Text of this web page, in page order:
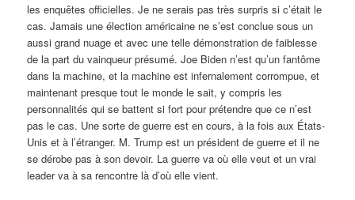
les enquêtes officielles. Je ne serais pas très surpris si c’était le
cas. Jamais une élection américaine ne s’est conclue sous un
aussi grand nuage et avec une telle démonstration de faiblesse
de la part du vainqueur présumé. Joe Biden n’est qu’un fantôme
dans la machine, et la machine est infernalement corrompue, et
maintenant presque tout le monde le sait, y compris les
personnalités qui se battent si fort pour prétendre que ce n’est
pas le cas. Une sorte de guerre est en cours, à la fois aux États-
Unis et à l’étranger. M. Trump est un président de guerre et il ne
se dérobe pas à son devoir. La guerre va où elle veut et un vrai
leader va à sa rencontre là d’où elle vient.